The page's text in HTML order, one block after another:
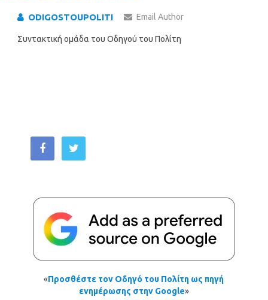
ODIGOSTOUPOLITI Email Author
Συντακτική ομάδα του Οδηγού του Πολίτη
«Προσθέστε τον Οδηγό του Πολίτη ως πηγή
ενημέρωσης στην Google»